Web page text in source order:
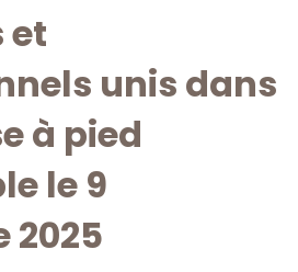
et
unis dans
à pied
le 9
2025